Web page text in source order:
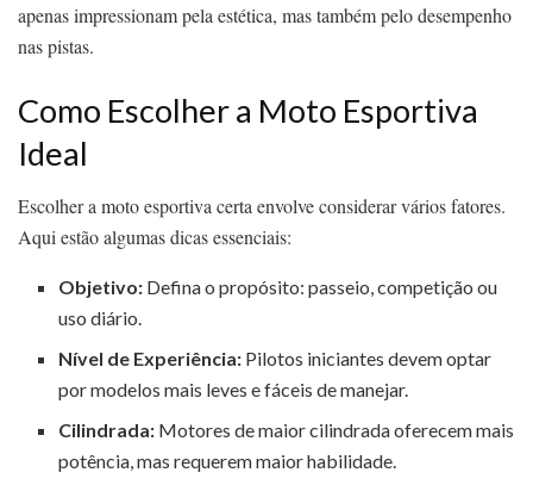
apenas impressionam pela estética, mas também pelo desempenho
nas pistas.
Como Escolher a Moto Esportiva
Ideal
Escolher a moto esportiva certa envolve considerar vários fatores.
Aqui estão algumas dicas essenciais:
Objetivo: Defina o propósito: passeio, competição ou
uso diário.
Nível de Experiência: Pilotos iniciantes devem optar
por modelos mais leves e fáceis de manejar.
Cilindrada: Motores de maior cilindrada oferecem mais
potência, mas requerem maior habilidade.